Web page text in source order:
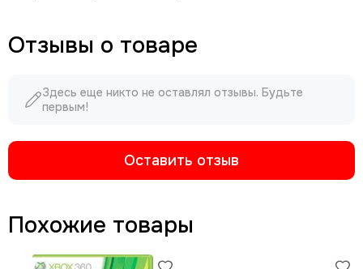
Отзывы о товаре
Здесь еще никто не оставлял отзывы. Будьте
первым!
Оставить отзыв
Похожие товары